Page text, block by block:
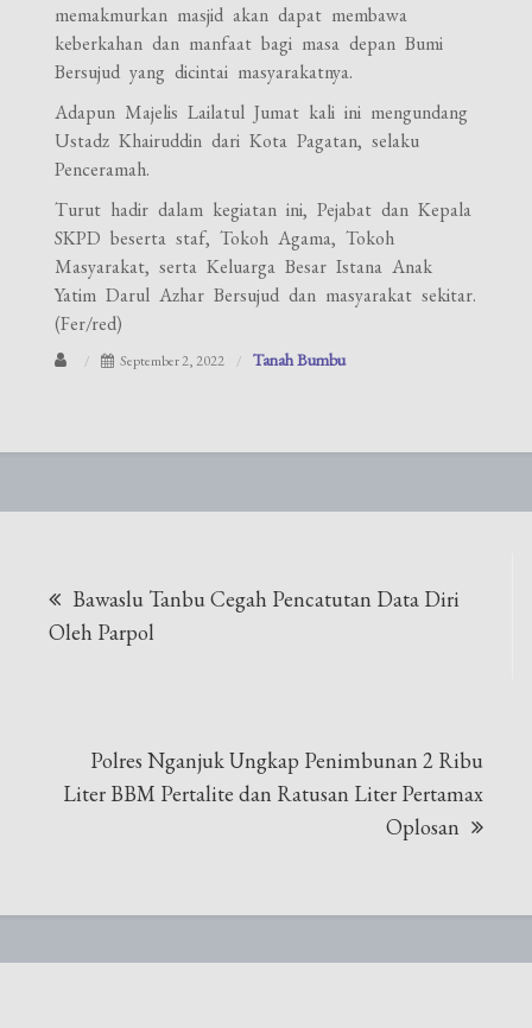
memakmurkan masjid akan dapat membawa
keberkahan dan manfaat bagi masa depan Bumi
Bersujud yang dicintai masyarakatnya.
Adapun Majelis Lailatul Jumat kali ini mengundang
Ustadz Khairuddin dari Kota Pagatan, selaku
Penceramah.
Turut hadir dalam kegiatan ini, Pejabat dan Kepala
SKPD beserta staf, Tokoh Agama, Tokoh
Masyarakat, serta Keluarga Besar Istana Anak
Yatim Darul Azhar Bersujud dan masyarakat sekitar.
(Fer/red)
September 2, 2022 Tanah Bumbu
pos
Bawaslu Tanbu Cegah Pencatutan Data Diri
Oleh Parpol
Polres Nganjuk Ungkap Penimbunan 2 Ribu
Liter BBM Pertalite dan Ratusan Liter Pertamax
Oplosan